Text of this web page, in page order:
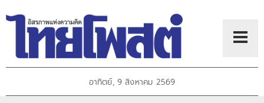
อาทิตย์, 9 สิงหาคม 2569